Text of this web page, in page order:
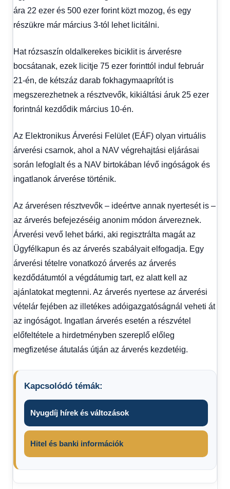
ára 22 ezer és 500 ezer forint közt mozog, és egy
részükre már március 3-tól lehet licitálni.
Hat rózsaszín oldalkerekes biciklit is árverésre
bocsátanak, ezek licitje 75 ezer forinttól indul február
21-én, de kétszáz darab fokhagymaaprítót is
megszerezhetnek a résztvevők, kikiáltási áruk 25 ezer
forintnál kezdődik március 10-én.
Az Elektronikus Árverési Felület (EÁF) olyan virtuális
árverési csarnok, ahol a NAV végrehajtási eljárásai
során lefoglalt és a NAV birtokában lévő ingóságok és
ingatlanok árverése történik.
Az árverésen résztvevők – ideértve annak nyertesét is –
az árverés befejezéséig anonim módon árvereznek.
Árverési vevő lehet bárki, aki regisztrálta magát az
Ügyfélkapun és az árverés szabályait elfogadja. Egy
árverési tételre vonatkozó árverés az árverés
kezdődátumtól a végdátumig tart, ez alatt kell az
ajánlatokat megtenni. Az árverés nyertese az árverési
vételár fejében az illetékes adóigazgatóságnál veheti át
az ingóságot. Ingatlan árverés esetén a részvétel
előfeltétele a hirdetményben szereplő előleg
megfizetése átutalás útján az árverés kezdetéig.
Kapcsolódó témák:
Nyugdíj hírek és változások
Hitel és banki információk